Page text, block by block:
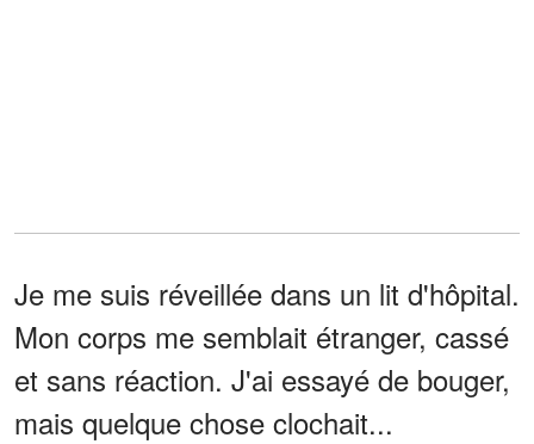
Je me suis réveillée dans un lit d'hôpital.
Mon corps me semblait étranger, cassé
et sans réaction. J'ai essayé de bouger,
mais quelque chose clochait...